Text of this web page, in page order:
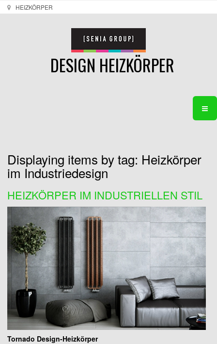
HEIZKÖRPER
DESIGN HEIZKÖRPER
Displaying items by tag: Heizkörper
im Industriedesign
HEIZKÖRPER IM INDUSTRIELLEN STIL
Tornado Design-Heizkörper